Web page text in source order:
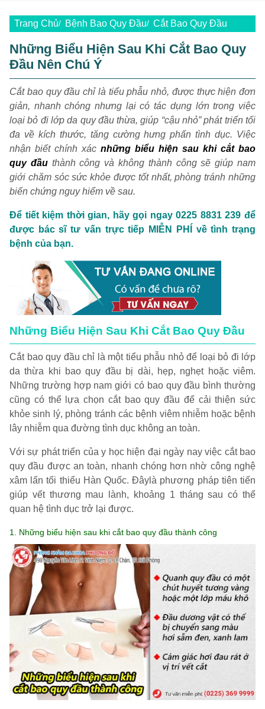
Trang Chủ Bệnh Bao Quy Đầu Cắt Bao Quy Đầu
Những Biểu Hiện Sau Khi Cắt Bao Quy
Đầu Nên Chú Ý
Cắt bao quy đầu chỉ là tiểu phẫu nhỏ, được thực hiện đơn
giản, nhanh chóng nhưng lại có tác dụng lớn trong việc
loại bỏ đi lớp da quy đầu thừa, giúp “cậu nhỏ” phát triển tối
đa về kích thước, tăng cường hưng phấn tình dục. Việc
nhận biết chính xác những biểu hiện sau khi cắt bao
quy đầuthành công và không thành công sẽ giúp nam
giới chăm sóc sức khỏe được tốt nhất, phòng tránh những
biến chứng nguy hiểm về sau.
Để tiết kiệm thời gian, hãy gọi ngay 0225 8831 239 để
được bác sĩ tư vấn trực tiếp MIỄN PHÍ về tình trạng
bệnh của bạn.
Những Biểu Hiện Sau Khi Cắt Bao Quy Đầu
Cắt bao quy đầu chỉ là một tiểu phẫu nhỏ để loại bỏ đi lớp
da thừa khi bao quy đầu bị dài, hẹp, nghẹt hoặc viêm.
Những trường hợp nam giới có bao quy đầu bình thường
cũng có thể lựa chọn cắt bao quy đầu để cải thiện sức
khỏe sinh lý, phòng tránh các bệnh viêm nhiễm hoặc bệnh
lây nhiễm qua đường tình dục không an toàn.
Với sự phát triển của y học hiện đại ngày nay việc cắt bao
quy đầu được an toàn, nhanh chóng hơn nhờ công nghệ
xâm lấn tối thiểu Hàn Quốc. Đâylà phương pháp tiên tiến
giúp vết thương mau lành, khoảng 1 tháng sau có thể
quan hệ tình dục trở lại được.
1. Những biểu hiện sau khi cắt bao quy đầu thành công